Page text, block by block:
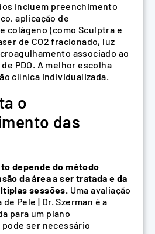
incluem preenchimento
aplicação de
colágeno (como Sculptra e
de CO2 fracionado, luz
associado ao
PDO. A melhor escolha
clínica individualizada.
o
das
depende do método
da área a ser tratada e da
sessões. Uma avaliação
Pele | Dr. Szerman é a
para um plano
ser necessário